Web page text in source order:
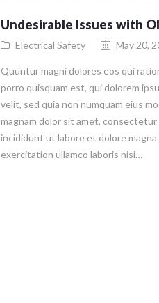
Undesirable Issues with
Electrical Safety May 20,
Quuntur magni dolores eos qui
porro quisquam est, qui dolorem
velit, sed quia non numquam eius
magnam dolor sit amet,
incididunt ut labore et dolore
exercitation ullamco laboris nisi…